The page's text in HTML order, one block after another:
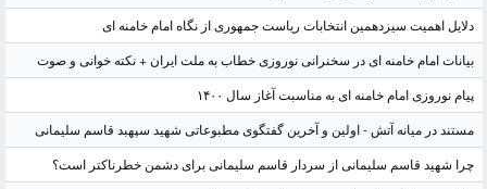
دلایل اهمیت سیزدهمین انتخابات ریاست جمهوری از نگاه امام خامنه ای
بیانات امام خامنه ای در سخنرانی نوروزی خطاب به ملت ایران + نکته خوانی و صوت
پیام نوروزی امام خامنه ای به مناسبت آغاز سال ۱۴۰۰
مستند در میانه آتش - اولین و آخرین گفتگوی مطبوعاتی شهید سپهبد قاسم سلیمانی
چرا شهید قاسم سلیمانی از سردار قاسم سلیمانی برای دشمن خطرناکتر است؟